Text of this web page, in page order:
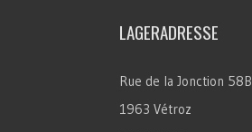
LAGERADRESSE
Rue de la Jonction 58B
1963 Vétroz